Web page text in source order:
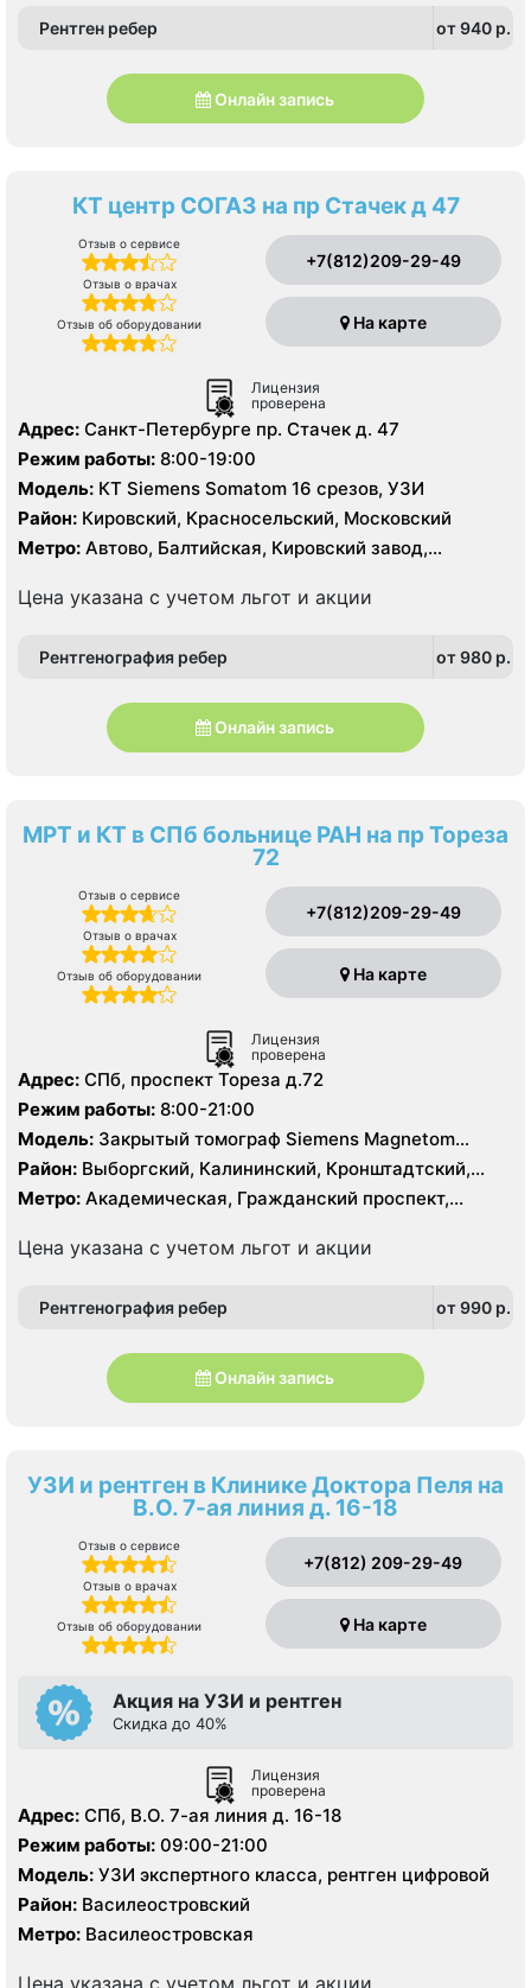
Рентген ребер от 940 p.
Онлайн запись
КТ центр СОГАЗ на пр Стачек д 47
Отзыв о сервисе
Отзыв о врачах
Отзыв об оборудовании
+7(812)209-29-49
На карте
Лицензия
проверена
Адрес: Санкт-Петербурге пр. Стачек д. 47
Режим работы: 8:00-19:00
Модель: КТ Siemens Somatom 16 срезов, УЗИ
Район: Кировский, Красносельский, Московский
Метро: Автово, Балтийская, Кировский завод,
Цена указана с учетом льгот и акции
Рентгенография ребер от 980 p.
Онлайн запись
МРТ и КТ в СПб больнице РАН на пр Тореза
72
Отзыв о сервисе
Отзыв о врачах
Отзыв об оборудовании
+7(812)209-29-49
На карте
Лицензия
проверена
Адрес: СПб, проспект Тореза д.72
Режим работы: 8:00-21:00
Модель: Закрытый томограф Siemens Magnetom
Essenza 1.5 Тесла, КТ GE BrightSpeed 16 срезов
Район: Выборгский, Калининский, Кронштадтский,
Курортный, Ленинградская область, Приморский
Метро: Академическая, Гражданский проспект,
Мужества, Политехническая, Удельная
Цена указана с учетом льгот и акции
Рентгенография ребер от 990 p.
Онлайн запись
УЗИ и рентген в Клинике Доктора Пеля на
В.О. 7-ая линия д. 16-18
Отзыв о сервисе
Отзыв о врачах
Отзыв об оборудовании
+7(812) 209-29-49
На карте
Акция на УЗИ и рентген
Скидка до 40%
Лицензия
проверена
Адрес: СПб, В.О. 7-ая линия д. 16-18
Режим работы: 09:00-21:00
Модель: УЗИ экспертного класса, рентген цифровой
Район: Василеостровский
Метро: Василеостровская